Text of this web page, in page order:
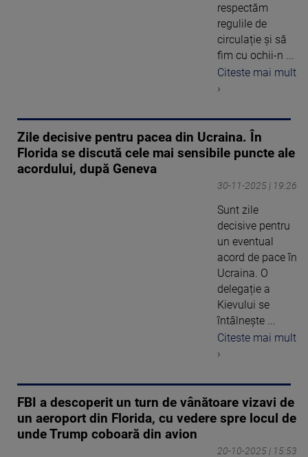
respectăm
regulile de
circulație și să
fim cu ochii-n ...
Citeste mai mult
›
Zile decisive pentru pacea din Ucraina. În
Florida se discută cele mai sensibile puncte ale
acordului, după Geneva
30-11-2025 | 19:26
Sunt zile
decisive pentru
un eventual
acord de pace în
Ucraina. O
delegație a
Kievului se
întâlnește ...
Citeste mai mult
›
FBI a descoperit un turn de vânătoare vizavi de
un aeroport din Florida, cu vedere spre locul de
unde Trump coboară din avion
20-10-2025 | 15:53